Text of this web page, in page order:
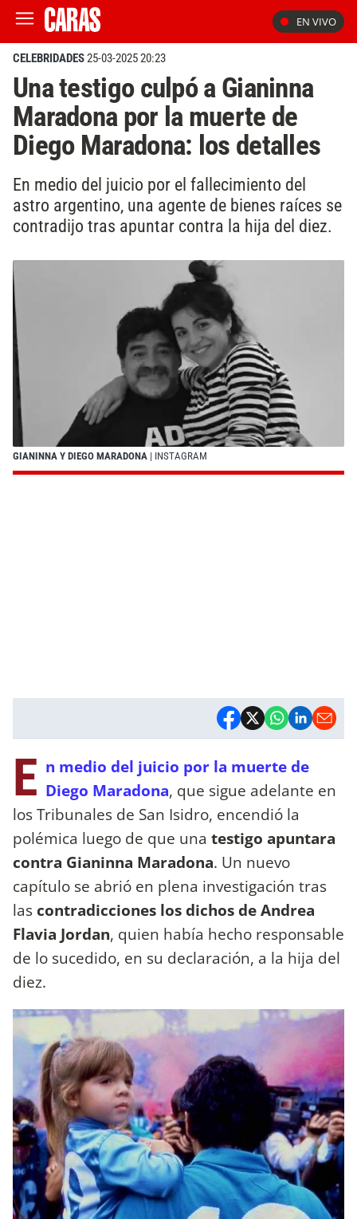
EN VIVO
CELEBRIDADES25-03-2025 20:23
Una testigo culpó a Gianinna
Maradona por la muerte de
Diego Maradona: los detalles
En medio del juicio por el fallecimiento del
astro argentino, una agente de bienes raíces se
contradijo tras apuntar contra la hija del diez.
GIANINNA Y DIEGO MARADONA | INSTAGRAM
E n medio del juicio por la muerte de
Diego Maradona, que sigue adelante en
los Tribunales de San Isidro, encendió la
polémica luego de que una testigo apuntara
contra Gianinna Maradona. Un nuevo
capítulo se abrió en plena investigación tras
las contradicciones los dichos de Andrea
Flavia Jordan, quien había hecho responsable
de lo sucedido, en su declaración, a la hija del
diez.